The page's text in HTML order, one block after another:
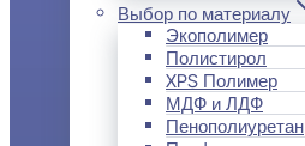
Выбор по материалу
Экополимер
Полистирол
XPS Полимер
МДФ и ЛДФ
Пенополиуретан